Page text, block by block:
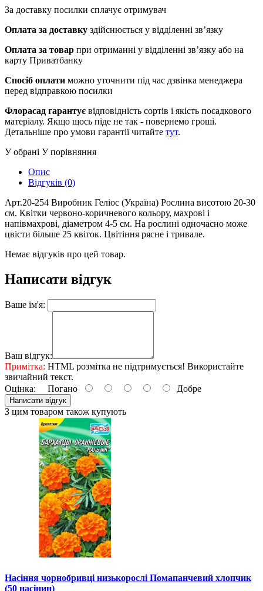
За доставку посилки сплачує отримувач
Оплата за доставку здійснюється у відділенні зв’язку
Оплата за товар при отриманні у відділенні зв’язку або на
карту Приватбанку
Спосіб оплати можно уточнити під час дзвінка менеджера
перед відправкою посилки
Флорасад гарантує відповідність сортів і якість посадкового
матеріалу. Якщо щось піде не так - повернемо гроші.
Детальніше про умови гарантії читайте тут.
У обрані У порівняння
Опис
Відгуків (0)
Арт.20-254 Виробник Геліос (Україна) Рослина висотою 20-30
см. Квітки червоно-коричневого кольору, махрові і
напівмахрові, діаметром 4-5 см. На рослині одночасно може
цвісти більше 25 квіток. Цвітіння рясне і тривале.
Немає відгуків про цей товар.
Написати відгук
Ваше ім'я:
Ваш відгук:
Примітка: HTML розмітка не підтримується! Використайте
звичайний текст.
Оцінка: Погано Добре
Написати відгук
З цим товаром також купують
Насіння чорнобривці низькорослі Помапанчевий хлопчик
(50 насінин)